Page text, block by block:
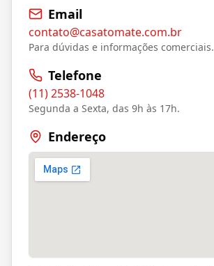
Email
contato@casatomate.com.br
Para dúvidas e informações comerciais.
Telefone
(11) 2538-1048
Segunda a Sexta, das 9h às 17h.
Endereço